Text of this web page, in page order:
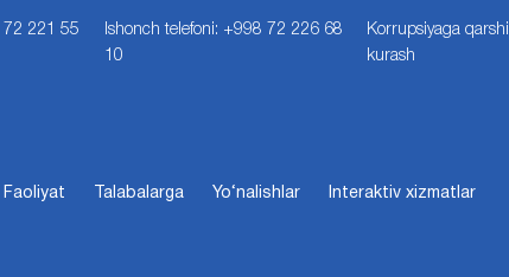
72 221 55
Ishonch telefoni: +998 72 226 68
10
Korrupsiyaga qarshi
kurash
Faoliyat Talabalarga Yo‘nalishlar Interaktiv xizmatlar